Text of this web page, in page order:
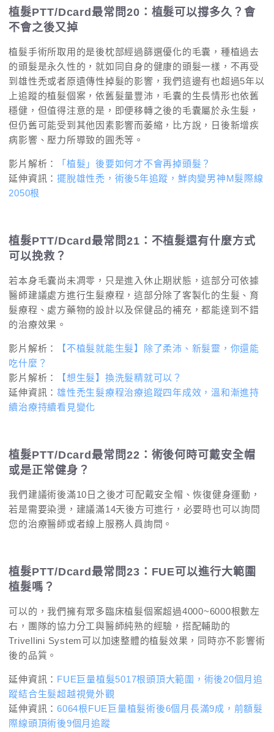
植髮PTT/Dcard最常問20：植髮可以撐多久？會
不會之後又掉
植髮手術所取用的是後枕部經過篩選優化的毛囊，種植過去
的頭髮是永久性的，就如同自身的健康的頭髮一樣，不再受
到雄性禿或者原遺傳性掉髮的影響，我們這邊有也超過5年以
上追蹤的植髮個案，依舊髮量豐沛，毛囊的生長情形也依舊
穩健，但值得注意的是，即便移轉之後的毛囊屬於永生髮，
但仍舊可能受到其他因素影響而萎縮，比方說，日後新增疾
病影響、壓力所導致的圓禿等。
影片解析：
「植髮」後要如何才不會再掉頭髮？
延伸資訊：擺脫雄性禿，術後5年追蹤，鮮肉變男神M髮際線
2050根
植髮PTT/Dcard最常問21：不植髮還有什麼方式
可以挽救？
若本身毛囊尚未凋零，只是進入休止期狀態，這部分可依據
醫師建議處方進行生髮療程，這部分除了客製化的生髮、育
髮療程、處方藥物的設計以及保健品的補充，都能達到不錯
的治療效果。
影片解析：
【不植髮就能生髮】除了柔沛、新髮靈，你還能
吃什麼？
影片解析：
【想生髮】換洗髮精就可以？
延伸資訊：雄性禿生髮療程治療追蹤四年成效，溫和漸進持
續治療持續看見變化
植髮PTT/Dcard最常問22：術後何時可戴安全帽
或是正常健身？
我們建議術後滿10日之後才可配戴安全帽、恢復健身運動，
若是需要染燙，建議滿14天後方可進行，必要時也可以詢問
您的治療醫師或者線上服務人員詢問。
植髮PTT/Dcard最常問23：FUE可以進行大範圍
植髮嗎？
可以的，我們擁有眾多臨床植髮個案超過4000~6000根數左
右，團隊的協力分工與醫師純熟的經驗，搭配輔助的
Trivellini System可以加速整體的植髮效果，同時亦不影響術
後的品質。
延伸資訊： FUE巨量植髮5017根頭頂大範圍，術後20個月追
蹤結合生髮超越視覺外觀
延伸資訊：6064根FUE巨量植髮術後6個月長滿9成，前額髮
際線頭頂術後9個月追蹤